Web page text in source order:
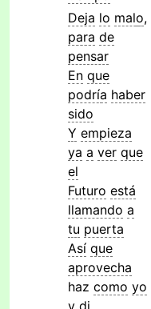
Deja lo malo,
para de
pensar
En que
podría haber
sido
Y empieza
ya a ver que
el
Futuro está
llamando a
tu puerta
Así que
aprovecha
haz como yo